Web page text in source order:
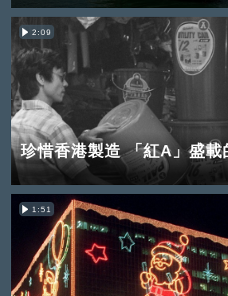
2:09
珍惜香港製造 「紅A」盛載
1:51